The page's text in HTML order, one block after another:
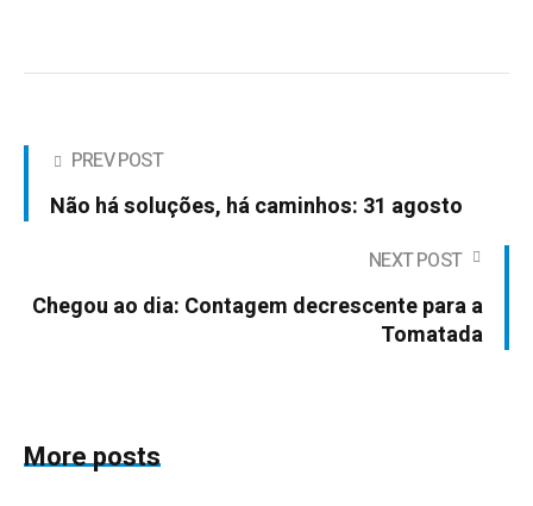
PREV POST
Não há soluções, há caminhos: 31 agosto
NEXT POST
Chegou ao dia: Contagem decrescente para a
Tomatada
More posts